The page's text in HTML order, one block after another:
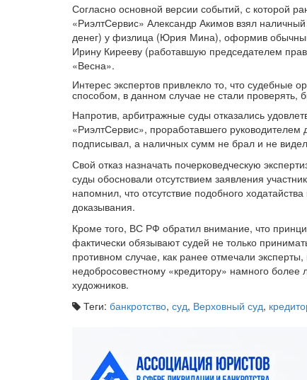
Согласно основной версии событий, с которой
«РиэлтСервис» Александр Акимов взял
денег) у физлица (Юрия Мина), оформив
Ирину Кирееву (работавшую председателем
«Весна».
Интерес экспертов привлекло то, что судебные
способом, в данном случае не стали проверять,
Напротив, арбитражные суды отказались
«РиэлтСервис», проработавшего
подписывал, а наличных сумм не брал и не
Свой отказ назначать почерковедческую
суды обосновали отсутствием заявления
напомнил, что отсутствие подобного
доказывания.
Кроме того, ВС РФ обратил внимание, что
фактически обязывают судей не только
противном случае, как ранее отмечали
недобросовестному «кредитору» намного
художников.
Теги: банкротство, суд, Верховный суд,